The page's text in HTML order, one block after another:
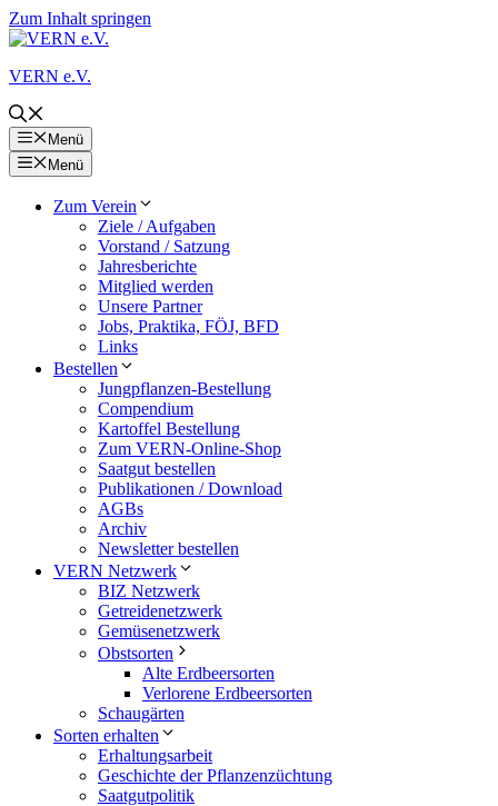
Zum Inhalt springen
VERN e.V.
Menü
Menü
Zum Verein
Ziele / Aufgaben
Vorstand / Satzung
Jahresberichte
Mitglied werden
Unsere Partner
Jobs, Praktika, FÖJ, BFD
Links
Bestellen
Jungpflanzen-Bestellung
Compendium
Kartoffel Bestellung
Zum VERN-Online-Shop
Saatgut bestellen
Publikationen / Download
AGBs
Archiv
Newsletter bestellen
VERN Netzwerk
BIZ Netzwerk
Getreidenetzwerk
Gemüsenetzwerk
Obstsorten
Alte Erdbeersorten
Verlorene Erdbeersorten
Schaugärten
Sorten erhalten
Erhaltungsarbeit
Geschichte der Pflanzenzüchtung
Saatgutpolitik